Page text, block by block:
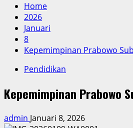
Home
2026
Januari
8
Kepemimpinan Prabowo
Pendidikan
Kepemimpinan Prabowo
admin Januari 8, 2026